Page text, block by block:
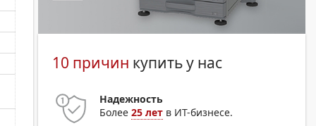
10 причин купить у нас
Надежность
Более25 лет в ИТ-бизнесе.